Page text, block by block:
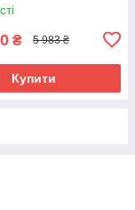
₴ 5 983 ₴
Купити